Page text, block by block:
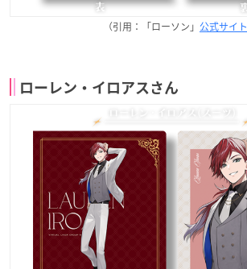
（引用：「ローソン」 公式サイト
ローレン・イロアスさん